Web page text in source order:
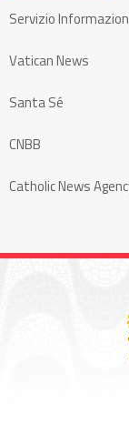
Servizio
Vatican News
Santa Sé
CNBB
Catholic News